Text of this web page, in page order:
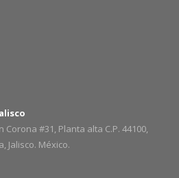
#31, Planta alta C.P. 44100,
Jalisco. México.